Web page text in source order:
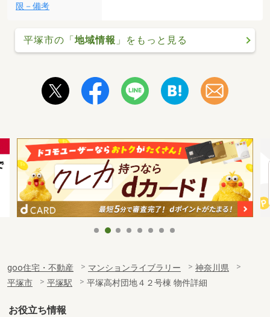
限－備考
平塚市の「 地域情報 」をもっと見る
goo住宅・不動産 マンションライブラリー
神奈川県
平塚市
平塚駅 平塚高村団地４２号棟 物件詳細
お役立ち情報